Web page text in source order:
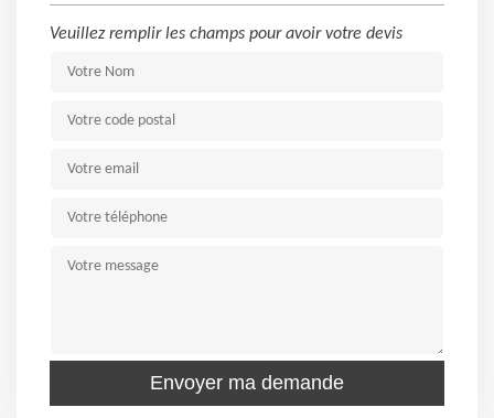
Veuillez remplir les champs pour avoir votre devis